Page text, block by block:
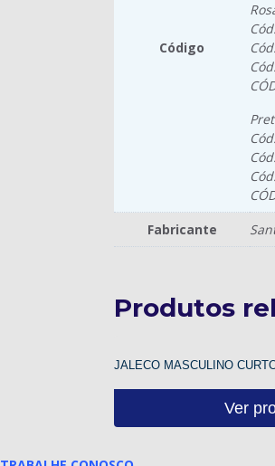
Código
Fabricante
Produtos
JALECO MASCULINO
Ver